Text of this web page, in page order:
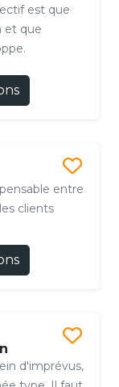
est que
et que
entre
clients
d'imprévus,